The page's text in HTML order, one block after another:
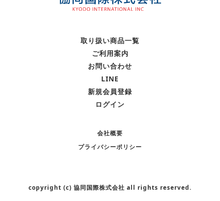
取り扱い商品一覧
・化粧品
・日用品
・サロン向け
・その他
ご利用案内
お問い合わせ
LINE
新規会員登録
ログイン
会社概要
プライバシーポリシー
copyright (c) 協同国際株式会社 all rights reserved.